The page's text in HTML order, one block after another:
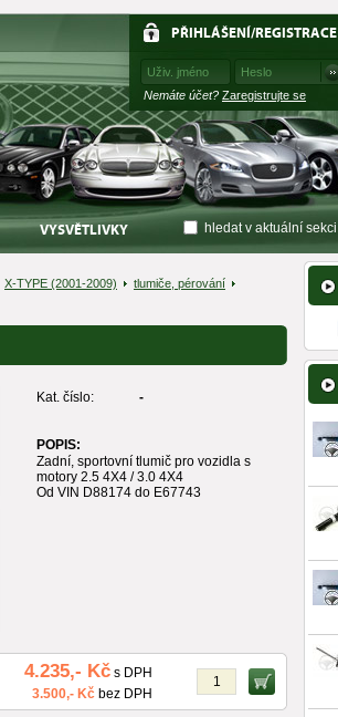
PŘIHLÁŠENÍ/REGISTRACE
Nemáte účet? Zaregistrujte se
VYSVĚTLIVKY hledat v aktuální sekci
X-TYPE (2001-2009)
tlumiče, pérování
Kat. číslo: -
POPIS:
Zadní, sportovní tlumič pro vozidla s
motory 2.5 4X4 / 3.0 4X4
Od VIN D88174 do E67743
4.235,- Kč s DPH
3.500,- Kč bez DPH